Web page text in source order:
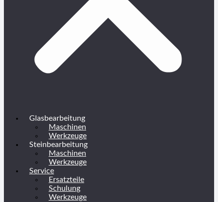
Glasbearbeitung
Maschinen
Werkzeuge
Steinbearbeitung
Maschinen
Werkzeuge
Service
Ersatzteile
Schulung
Werkzeuge